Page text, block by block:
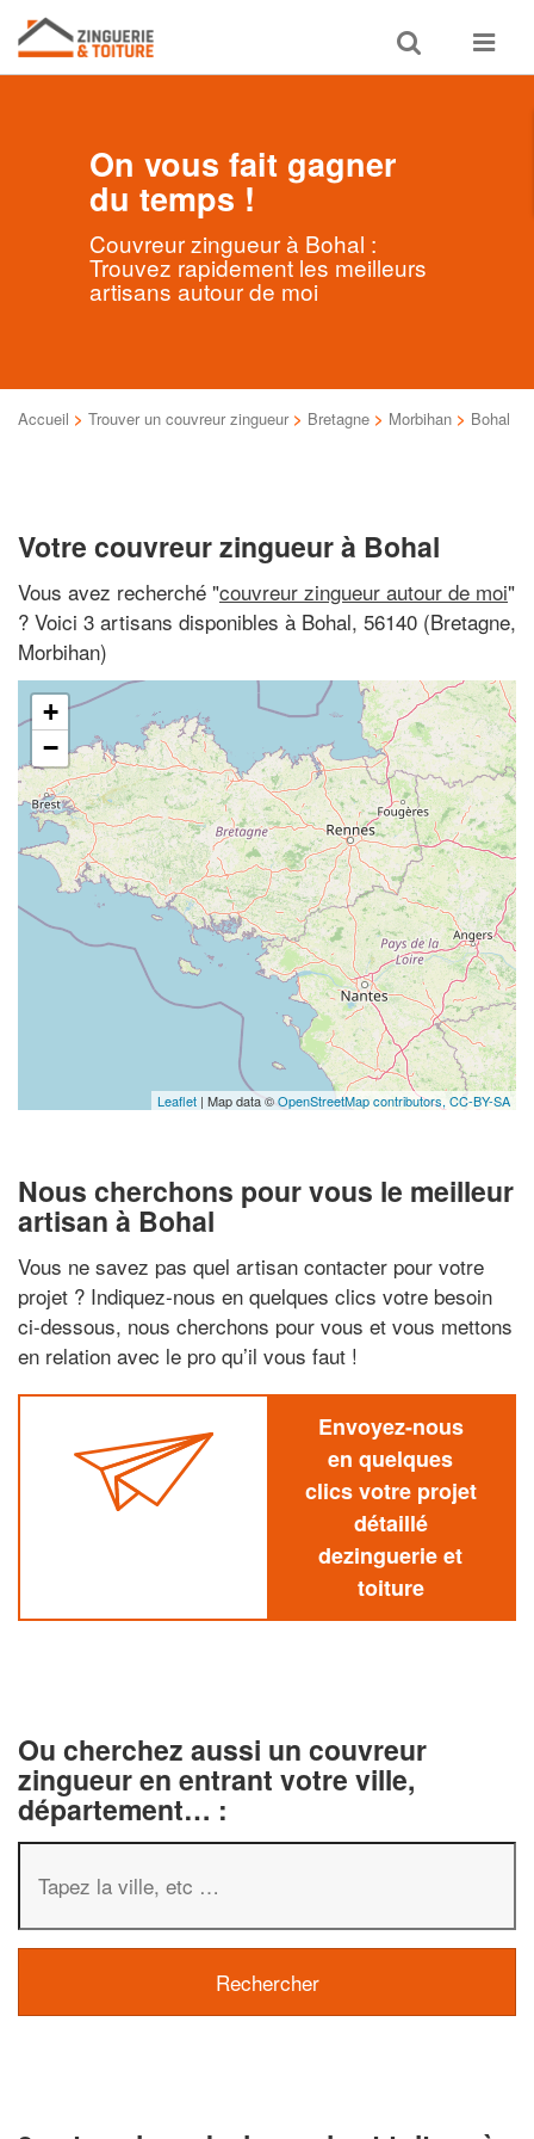
Toggle
search
Toggle
On vous fait gagner
du temps !
Couvreur zingueur à Bohal :
Trouvez rapidement les meilleurs
artisans autour de moi
Accueil > Trouver un couvreur zingueur > Bretagne > Morbihan > Bohal
Votre couvreur zingueur à Bohal
Vous avez recherché "couvreur zingueur autour de moi"
? Voici 3 artisans disponibles à Bohal, 56140 (Bretagne,
Morbihan)
+
−
Leaflet | Map data ©OpenStreetMap contributors, CC-BY-SA
Nous cherchons pour vous le meilleur
artisan à Bohal
Vous ne savez pas quel artisan contacter pour votre
projet ? Indiquez-nous en quelques clics votre besoin
ci-dessous, nous cherchons pour vous et vous mettons
en relation avec le pro qu’il vous faut !
Envoyez-nous
en quelques
clics votre projet
détaillé
dezinguerie et
toiture
Ou cherchez aussi un couvreur
zingueur en entrant votre ville,
département… :